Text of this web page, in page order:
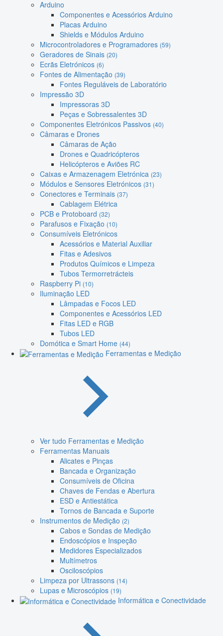
Arduino
Componentes e Acessórios Arduino
Placas Arduino
Shields e Módulos Arduino
Microcontroladores e Programadores (59)
Geradores de Sinais (20)
Ecrãs Eletrónicos (6)
Fontes de Alimentação (39)
Fontes Reguláveis de Laboratório
Impressão 3D
Impressoras 3D
Peças e Sobressalentes 3D
Componentes Eletrónicos Passivos (40)
Câmaras e Drones
Câmaras de Ação
Drones e Quadricópteros
Helicópteros e Aviões RC
Caixas e Armazenagem Eletrónica (23)
Módulos e Sensores Eletrónicos (31)
Conectores e Terminais (37)
Cablagem Elétrica
PCB e Protoboard (32)
Parafusos e Fixação (10)
Consumíveis Eletrónicos
Acessórios e Material Auxiliar
Fitas e Adesivos
Produtos Químicos e Limpeza
Tubos Termorretrácteis
Raspberry Pi (10)
Iluminação LED
Lâmpadas e Focos LED
Componentes e Acessórios LED
Fitas LED e RGB
Tubos LED
Domótica e Smart Home (44)
Ferramentas e Medição
Ver tudo Ferramentas e Medição
Ferramentas Manuais
Alicates e Pinças
Bancada e Organização
Consumíveis de Oficina
Chaves de Fendas e Abertura
ESD e Antiestática
Tornos de Bancada e Suporte
Instrumentos de Medição (2)
Cabos e Sondas de Medição
Endoscópios e Inspeção
Medidores Especializados
Multímetros
Osciloscópios
Limpeza por Ultrassons (14)
Lupas e Microscópios (19)
Informática e Conectividade